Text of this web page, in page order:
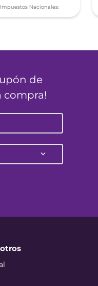
Nacionales:
de
compra!